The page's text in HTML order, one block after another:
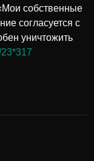
собственные
согласуется с
уничтожить